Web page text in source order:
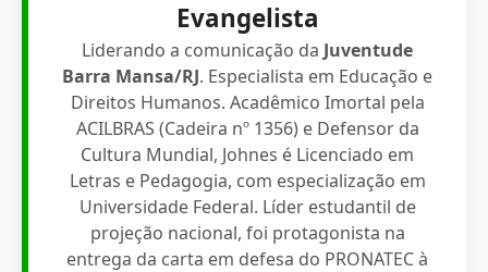
Evangelista
Liderando a comunicação da Juventude
Barra Mansa/RJ. Especialista em Educação e
Direitos Humanos. Acadêmico Imortal pela
ACILBRAS (Cadeira nº 1356) e Defensor da
Cultura Mundial, Johnes é Licenciado em
Letras e Pedagogia, com especialização em
Universidade Federal. Líder estudantil de
projeção nacional, foi protagonista na
entrega da carta em defesa do PRONATEC à